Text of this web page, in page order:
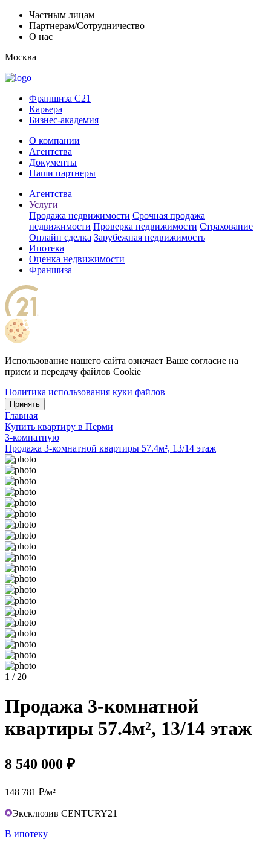
Частным лицам
Партнерам/Сотрудничество
О нас
Москва
Франшиза C21
Карьера
Бизнес-академия
О компании
Агентства
Документы
Наши партнеры
Агентства
Услуги
Продажа недвижимости Срочная продажа
недвижимости Проверка недвижимости Страхование
Онлайн сделка Зарубежная недвижимость
Ипотека
Оценка недвижимости
Франшиза
Использование нашего сайта означает Ваше согласие на
прием и передачу файлов Cookie
Политика использования куки файлов
Принять
Главная
Купить квартиру в Перми
3-комнатную
Продажа 3-комнатной квартиры 57.4м², 13/14 этаж
1 / 20
Продажа 3-комнатной
квартиры 57.4м², 13/14 этаж
8 540 000 ₽
148 781 ₽/м²
Эксклюзив CENTURY21
В ипотеку